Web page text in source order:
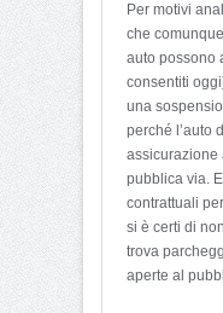
Per motivi
che
auto possono
consentiti
una
perché l’auto
assicurazione
pubblica via.
contrattuali
si è certi di
trova
aperte al